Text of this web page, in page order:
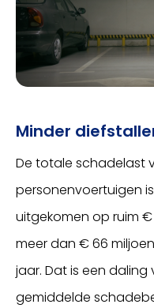
Minder
De totale schadelast
personenvoertuigen
uitgekomen op ruim
meer dan € 66
jaar. Dat is een
gemiddelde